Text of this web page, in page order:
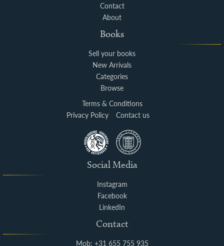
Contact
About
Books
Sell your books
New Arrivals
Categories
Browse
Terms & Conditions
Privacy Policy
Contact us
Social Media
Instagram
Facebook
LinkedIn
Contact
Mob: +31 655 755 935